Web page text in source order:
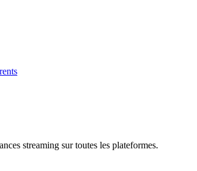
streaming sur toutes les plateformes.